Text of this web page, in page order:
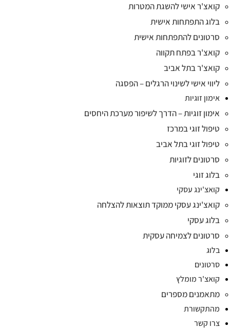
קואצ'ר אישי להשגת המטרות
בלוג התפתחות אישית
סרטונים להתפתחות אישית
קואצ'ר בפתח תקווה
קואצ'ר בתל אביב
ליווי אישי לשינוי הרגלים – הפסגה
אימון זוגיות
אימון זוגיות – הדרך לשיפור מערכת היחסים
טיפול זוגי במרכז
טיפול זוגי בתל אביב
סרטונים לזוגיות
בלוג זוגי
קואצ'ינג עסקי
קואצ'ינג עסקי ממוקד תוצאות להצלחה
בלוג עסקי
סרטונים לצמיחה עסקית
בלוג
סרטונים
קואצ'ר מומלץ
מתאמנים מספרים
מהתקשורת
צרו קשר